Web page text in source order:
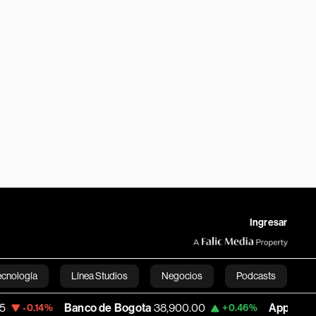
Ingresar
Línea Studios Negocios Podcasts
English
Banco de Bogota 38,900.00 +0.46% Apple 313.305